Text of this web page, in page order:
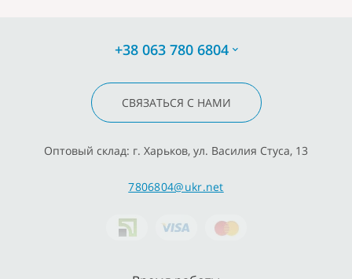
+38 063 780 6804
СВЯЗАТЬСЯ С НАМИ
Оптовый склад: г. Харьков, ул. Василия Стуса, 13
7806804@ukr.net